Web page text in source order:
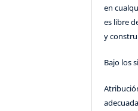
en
es libre
y
Bajo los